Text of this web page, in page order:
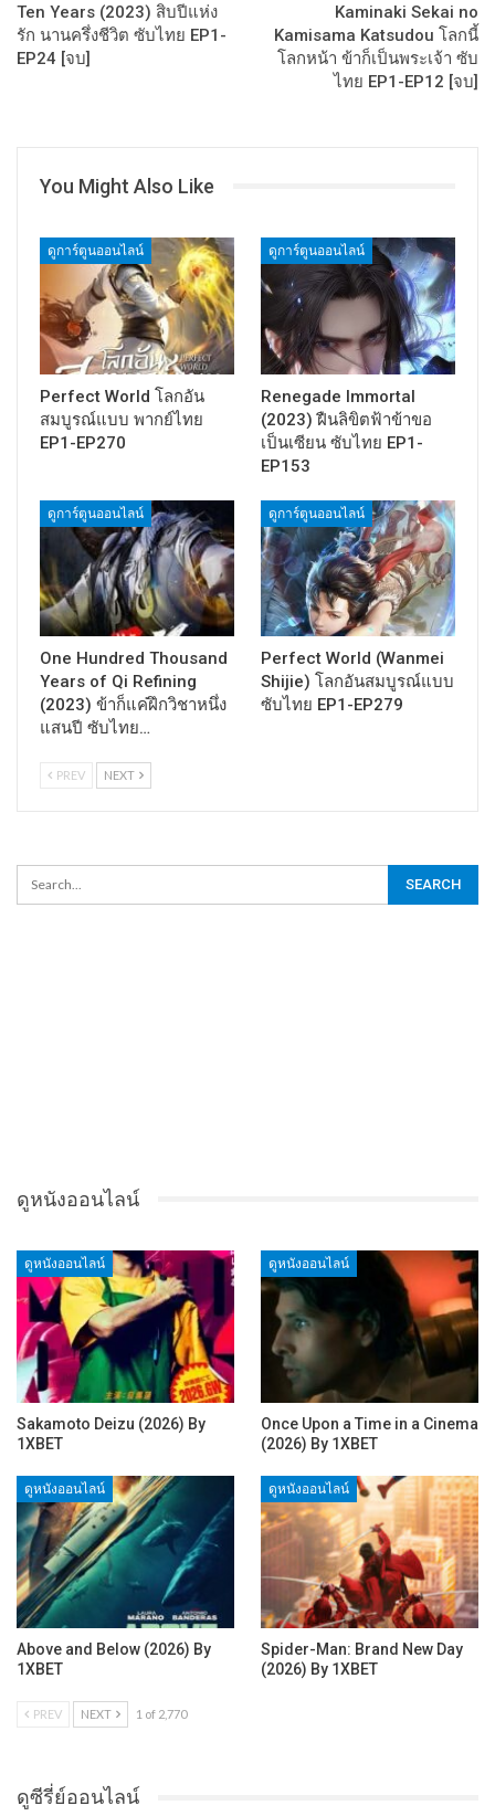
Ten Years (2023) สิบปีแห่ง
รัก นานครึ่งชีวิต ซับไทย EP1-
EP24 [จบ]
Kaminaki Sekai no
Kamisama Katsudou โลกนี้
โลกหน้า ข้าก็เป็นพระเจ้า ซับ
ไทย EP1-EP12 [จบ]
You Might Also Like
ดูการ์ตูนออนไลน์
Perfect World โลกอัน
สมบูรณ์แบบ พากย์ไทย
EP1-EP270
ดูการ์ตูนออนไลน์
Renegade Immortal
(2023) ฝืนลิขิตฟ้าข้าขอ
เป็นเซียน ซับไทย EP1-
EP153
ดูการ์ตูนออนไลน์
One Hundred Thousand
Years of Qi Refining
(2023) ข้าก็แค่ฝึกวิชาหนึ่ง
แสนปี ซับไทย…
ดูการ์ตูนออนไลน์
Perfect World (Wanmei
Shijie) โลกอันสมบูรณ์แบบ
ซับไทย EP1-EP279
PREV NEXT
ดูหนังออนไลน์
ดูหนังออนไลน์
Sakamoto Deizu (2026) By
1XBET
ดูหนังออนไลน์
Once Upon a Time in a Cinema
(2026) By 1XBET
ดูหนังออนไลน์
Above and Below (2026) By
1XBET
ดูหนังออนไลน์
Spider-Man: Brand New Day
(2026) By 1XBET
PREV NEXT 1 of 2,770
ดูซีรี่ย์ออนไลน์